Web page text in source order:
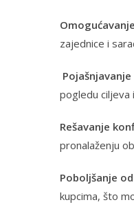
zajednice i
pogledu ciljeva
Rešavanje
pronalaženju
Poboljšanje
kupcima, što